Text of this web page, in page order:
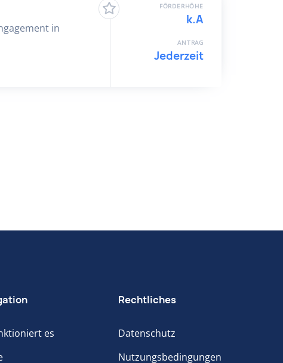
in
FÖRDERHÖHE
k.A
ANTRAG
Jederzeit
es
Rechtliches
Datenschutz
Nutzungsbedingungen